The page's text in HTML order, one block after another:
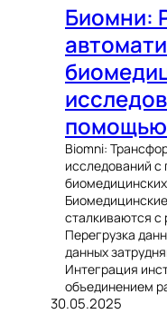
Биомни:
Biomni:
исследований
сталкиваются с
Перегрузка
данных
Интеграция
объединением
30.05.2025